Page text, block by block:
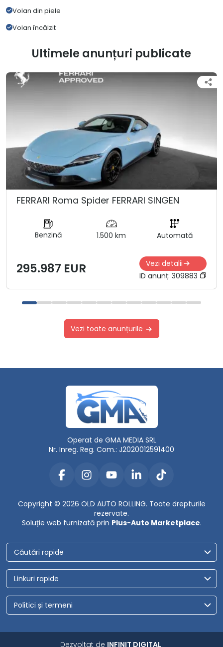
Volan din piele
Volan încălzit
Ultimele anunțuri publicate
FERRARI Roma Spider FERRARI SINGEN
Benzină 1.500 km Automată
295.987 EUR
Vezi detalii
ID anunț: 309883
Vezi toate anunțurile
Operat de GMA MEDIA SRL
Nr. Inreg. Reg. Com.: J2020012591400
Copyright © 2026 OLD AUTO ROLLING. Toate drepturile
rezervate.
Soluție web furnizată prin Plus-Auto Marketplace.
Căutări rapide
Linkuri rapide
Politici și termeni
Dezvoltat de INFINIT DIGITAL.